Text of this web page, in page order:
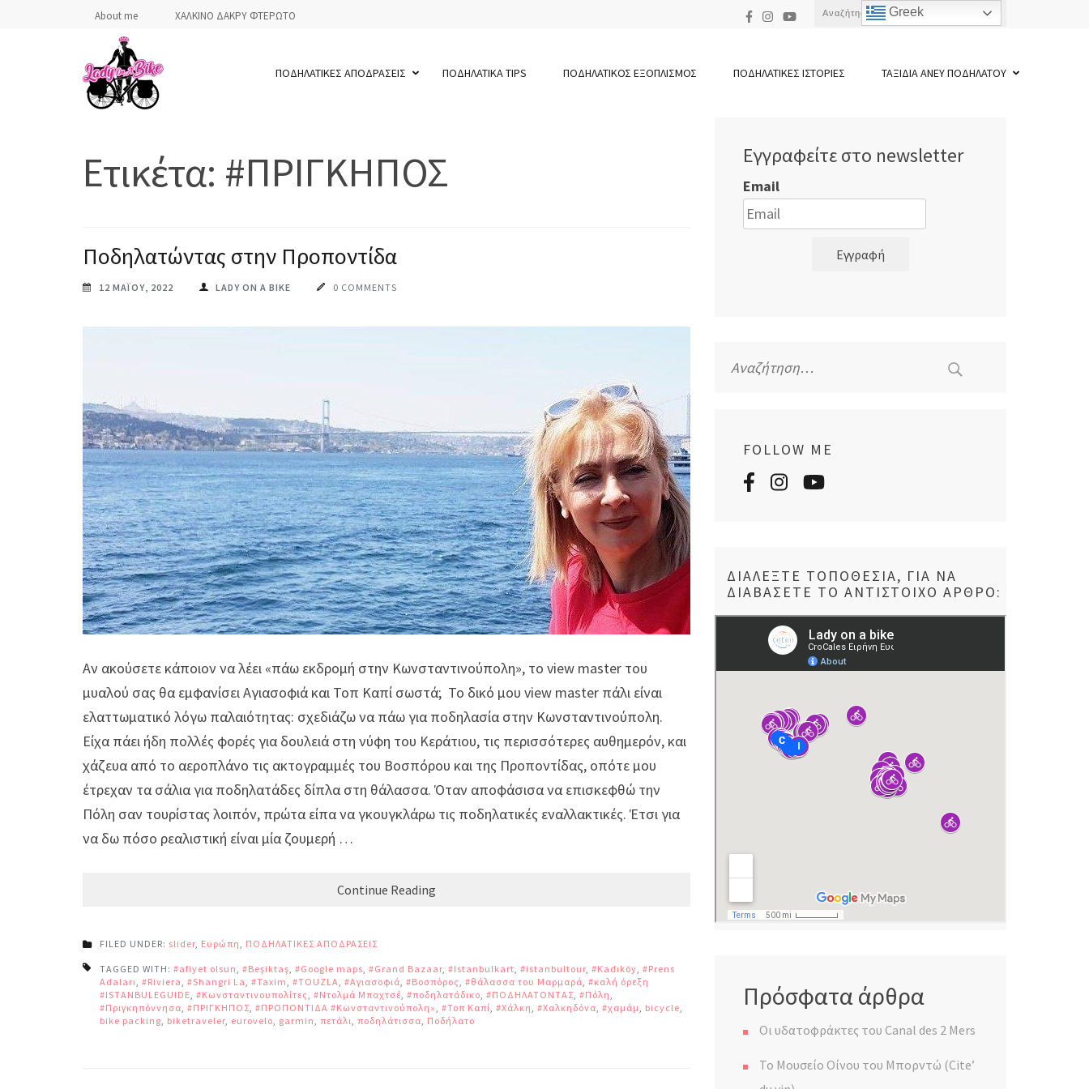
About me ΧΑΛΚΙΝΟ ΔΑΚΡΥ ΦΤΕΡΩΤΟ
Αναζήτηση
ΠΟΔΗΛΑΤΙΚΕΣ ΑΠΟΔΡΑΣΕΙΣ ΠΟΔΗΛΑΤΙΚΑ TIPS ΠΟΔΗΛΑΤΙΚΟΣ ΕΞΟΠΛΙΣΜΟΣ ΠΟΔΗΛΑΤΙΚΕΣ ΙΣΤΟΡΙΕΣ ΤΑΞΙΔΙΑ ΑΝΕΥ ΠΟΔΗΛΑΤΟΥ
Ετικέτα: #ΠΡΙΓΚΗΠΟΣ
Ποδηλατώντας στην Προποντίδα
12 ΜΑΪ́ΟΥ, 2022 LADY ON A BIKE 0 COMMENTS
Αν ακούσετε κάποιον να λέει «πάω εκδρομή στην Κωνσταντινούπολη», το view master του
μυαλού σας θα εμφανίσει Αγιασοφιά και Τοπ Καπί σωστά; Το δικό μου view master πάλι είναι
ελαττωματικό λόγω παλαιότητας: σχεδιάζω να πάω για ποδηλασία στην Κωνσταντινούπολη.
Είχα πάει ήδη πολλές φορές για δουλειά στη νύφη του Κεράτιου, τις περισσότερες αυθημερόν, και
χάζευα από το αεροπλάνο τις ακτογραμμές του Βοσπόρου και της Προποντίδας, οπότε μου
έτρεχαν τα σάλια για ποδηλατάδες δίπλα στη θάλασσα. Όταν αποφάσισα να επισκεφθώ την
Πόλη σαν τουρίστας λοιπόν, πρώτα είπα να γκουγκλάρω τις ποδηλατικές εναλλακτικές. Έτσι για
να δω πόσο ρεαλιστική είναι μία ζουμερή …
Continue Reading
FILED UNDER: slider, Ευρώπη, ΠΟΔΗΛΑΤΙΚΕΣ ΑΠΟΔΡΑΣΕΙΣ
TAGGED WITH: #afiyet olsun, #Beşiktaş, #Google maps, #Grand Bazaar, #Istanbulkart, #istanbultour, #Kadıköy, #Prens
Adaları, #Riviera, #Shangri La, #Taxim, #TOUZLA, #Αγιασοφιά, #Βοσπόρος, #θάλασσα του Μαρμαρά, #καλή όρεξη
#ISTANBULEGUIDE, #Κωνσταντινουπολίτες, #Ντολμά Μπαχτσέ, #ποδηλατάδικο, #ΠΟΔΗΛΑΤΟΝΤΑΣ, #Πόλη,
#Πριγκηπόννησα, #ΠΡΙΓΚΗΠΟΣ, #ΠΡΟΠΟΝΤΙΔΑ #Κωνσταντινούπολη», #Τοπ Καπί, #Χάλκη, #Χαλκηδόνα, #χαμάμ, bicycle,
bike packing, biketraveler, eurovelo, garmin, πετάλι, ποδηλάτισσα, Ποδήλατο
Εγγραφείτε στο newsletter
Email
Εγγραφή
για:
FOLLOW ME
ΔΙΑΛΈΞΤΕ ΤΟΠΟΘΕΣΊΑ, ΓΙΑ ΝΑ
ΔΙΑΒΆΣΕΤΕ ΤΟ ΑΝΤΊΣΤΟΙΧΟ ΆΡΘΡΟ:
Πρόσφατα άρθρα
Οι υδατοφράκτες του Canal des 2 Mers
Το Μουσείο Οίνου του Μπορντώ (Cite’
Greek